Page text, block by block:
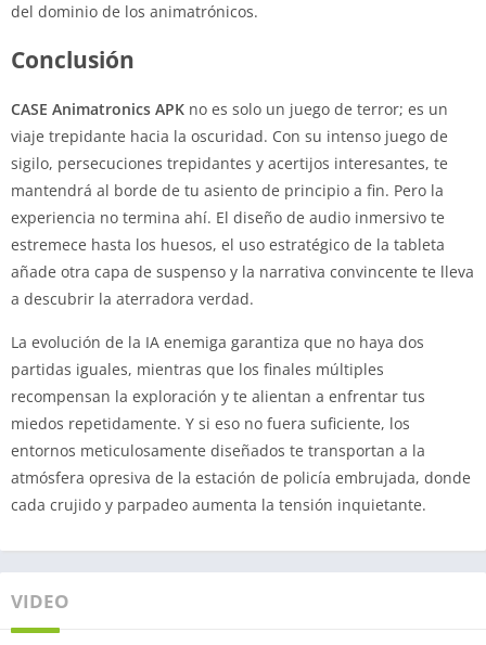
del dominio de los animatrónicos.
Conclusión
CASE Animatronics APK no es solo un juego de terror; es un
viaje trepidante hacia la oscuridad. Con su intenso juego de
sigilo, persecuciones trepidantes y acertijos interesantes, te
mantendrá al borde de tu asiento de principio a fin. Pero la
experiencia no termina ahí. El diseño de audio inmersivo te
estremece hasta los huesos, el uso estratégico de la tableta
añade otra capa de suspenso y la narrativa convincente te lleva
a descubrir la aterradora verdad.
La evolución de la IA enemiga garantiza que no haya dos
partidas iguales, mientras que los finales múltiples
recompensan la exploración y te alientan a enfrentar tus
miedos repetidamente. Y si eso no fuera suficiente, los
entornos meticulosamente diseñados te transportan a la
atmósfera opresiva de la estación de policía embrujada, donde
cada crujido y parpadeo aumenta la tensión inquietante.
VIDEO